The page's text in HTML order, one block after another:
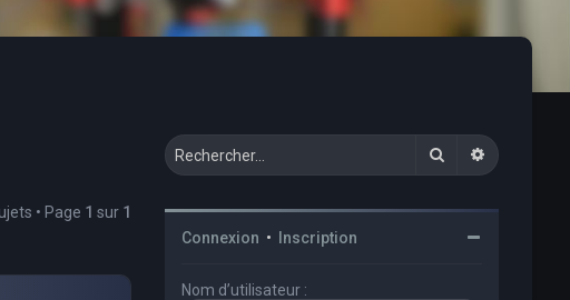
• Page 1 sur 1
Rechercher
Connexion • Inscription
Nom d’utilisateur :